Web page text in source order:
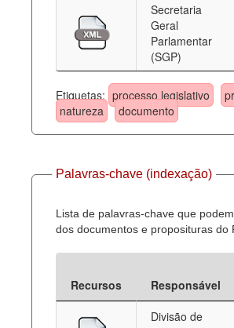
Secretaria
Geral
Parlamentar
(SGP)
Etiquetas: processo legislativo
natureza
documento
Palavras-chave (indexação)
Lista de palavras-chave que
dos documentos e proposituras do
Recursos Responsável
Divisão de